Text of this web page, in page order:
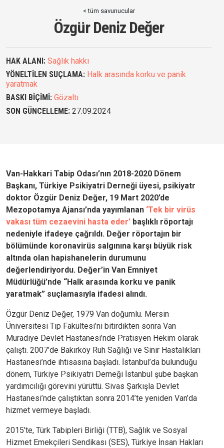
< tüm savunucular
Özgür Deniz Değer
HAK ALANI: Sağlık hakkı
YÖNELTİLEN SUÇLAMA: Halk arasında korku ve panik
yaratmak
BASKI BİÇİMİ: Gözaltı
SON GÜNCELLEME: 27.09.2024
Van-Hakkari Tabip Odası’nın 2018-2020 Dönem
Başkanı, Türkiye Psikiyatri Derneği üyesi, psikiyatr
doktor Özgür Deniz Değer, 19 Mart 2020’de
Mezopotamya Ajansı’nda yayımlanan ‘Tek bir virüs
vakası tüm cezaevini hasta eder’ başlıklı röportajı
nedeniyle ifadeye çağrıldı. Değer röportajın bir
bölümünde koronavirüs salgınına karşı büyük risk
altında olan hapishanelerin durumunu
değerlendiriyordu. Değer’in Van Emniyet
Müdürlüğü’nde “Halk arasında korku ve panik
yaratmak” suçlamasıyla ifadesi alındı.
Özgür Deniz Değer, 1979 Van doğumlu. Mersin
Üniversitesi Tıp Fakültesi’ni bitirdikten sonra Van
Muradiye Devlet Hastanesi’nde Pratisyen Hekim olarak
çalıştı. 2007’de Bakırköy Ruh Sağlığı ve Sinir Hastalıkları
Hastanesi’nde ihtisasına başladı. İstanbul’da bulunduğu
dönem, Türkiye Psikiyatri Derneği İstanbul şube başkan
yardımcılığı görevini yürüttü. Sivas Şarkışla Devlet
Hastanesi’nde çalıştıktan sonra 2014’te yeniden Van’da
hizmet vermeye başladı.
2015’te, Türk Tabipleri Birliği (TTB), Sağlık ve Sosyal
Hizmet Emekçileri Sendikası (SES), Türkiye İnsan Hakları